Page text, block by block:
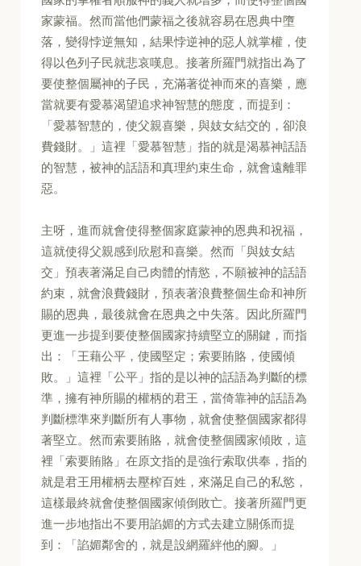
家蒙福。然而當他們蒙福之後就容易在恩典中墮
落，變得悖逆無知，結果悖逆神的惡人就掌權，使
得以色列子民就悲哀嘆息。接著所羅門就指出為了
要使整個屬神的子民，充滿著從神而來的喜樂，應
當就要有愛慕渴望追求神智慧的態度，而提到：
「愛慕智慧的，使父親喜樂，與妓女結交的，卻浪
費錢財。」這裡「愛慕智慧」指的就是渴慕神話語
的智慧，被神的話語和真理約束生命，就會遠離罪
惡。
主呀，進而就會使得整個家庭蒙神的恩典和祝福，
這就使得父親感到欣慰和喜樂。然而「與妓女結
交」預表著滿足自己肉體的情慾，不願被神的話語
約束，就會浪費錢財，預表著浪費整個生命和神所
賜的恩典，最後就會在恩典之中失落。因此所羅門
更進一步提到要使整個國家持續堅立的關鍵，而指
出：「王藉公平，使國堅定；索要賄賂，使國傾
敗。」這裡「公平」指的是以神的話語為判斷的標
準，擁有神所賜的權柄的君王，當倚靠神的話語為
判斷標準來判斷所有人事物，就會使整個國家都得
著堅立。然而索要賄賂，就會使整個國家傾敗，這
裡「索要賄賂」在原文指的是強行索取供奉，指的
就是君王用權柄去壓榨百姓，來滿足自己的私慾，
這樣最終就會使整個國家傾倒敗亡。接著所羅門更
進一步地指出不要用諂媚的方式去建立關係而提
到：「諂媚鄰舍的，就是設網羅絆他的腳。」